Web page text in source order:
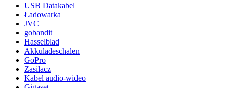
USB Datakabel
Ładowarka
JVC
gobandit
Hasselblad
Akkuladeschalen
GoPro
Zasilacz
Kabel audio-wideo